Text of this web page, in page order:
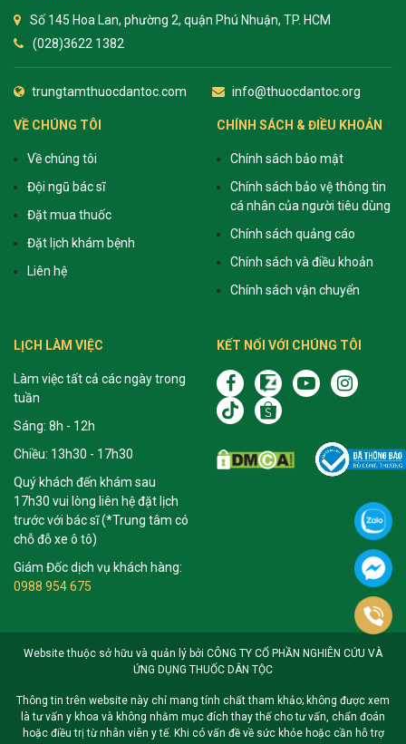
Số 145 Hoa Lan, phường 2, quận Phú Nhuận, TP. HCM
(028)3622 1382
trungtamthuocdantoc.com info@thuocdantoc.org
VỀ CHÚNG TÔI
Về chúng tôi
Đội ngũ bác sĩ
Đặt mua thuốc
Đặt lịch khám bệnh
Liên hệ
CHÍNH SÁCH & ĐIỀU KHOẢN
Chính sách bảo mật
Chính sách bảo vệ thông tin
cá nhân của người tiêu dùng
Chính sách quảng cáo
Chính sách và điều khoản
Chính sách vận chuyển
LỊCH LÀM VIỆC
Làm việc tất cả các ngày trong
tuần
Sáng: 8h - 12h
Chiều: 13h30 - 17h30
Quý khách đến khám sau
17h30 vui lòng liên hệ đặt lịch
trước với bác sĩ (*Trung tâm có
chỗ đỗ xe ô tô)
Giám Đốc dịch vụ khách hàng:
0988 954 675
KẾT NỐI VỚI CHÚNG TÔI
Website thuộc sở hữu và quản lý bởi CÔNG TY CỔ PHẦN NGHIÊN CỨU VÀ
ỨNG DỤNG THUỐC DÂN TỘC
Thông tin trên website này chỉ mang tính chất tham khảo; không được xem
là tư vấn y khoa và không nhằm mục đích thay thế cho tư vấn, chẩn đoán
hoặc điều trị từ nhân viên y tế. Khi có vấn đề về sức khỏe hoặc cần hỗ trợ